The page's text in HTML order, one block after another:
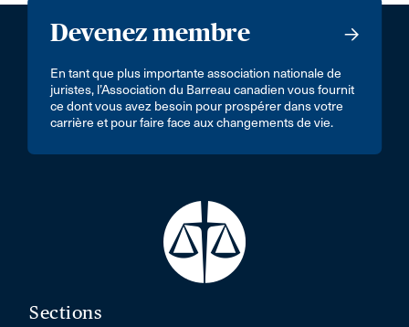
Devenez membre
En tant que plus importante association nationale de
juristes, l’Association du Barreau canadien vous fournit
ce dont vous avez besoin pour prospérer dans votre
carrière et pour faire face aux changements de vie.
Sections